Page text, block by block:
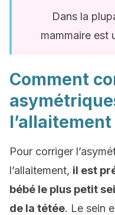
Dans la
mammaire est
Comment
l’allaitement
Pour corriger
l’allaitement, il est
bébé le plus petit
de la tétée. Le sein